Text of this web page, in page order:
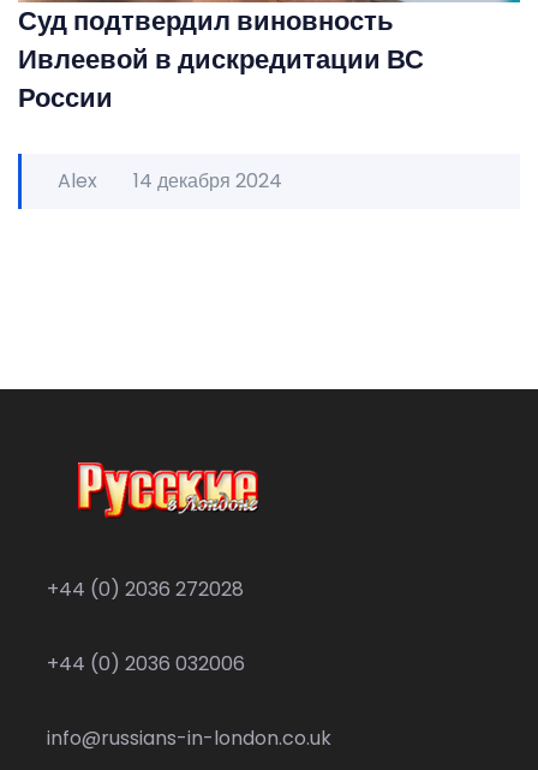
Суд подтвердил виновность
Ивлеевой в дискредитации ВС
России
Alex 14 декабря 2024
+44 (0) 2036 272028
+44 (0) 2036 032006
info@russians-in-london.co.uk